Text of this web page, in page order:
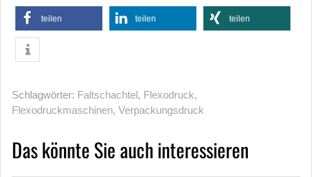
teilen teilen teilen
Schlagwörter: Faltschachtel, Flexodruck,
Flexodruckmaschinen, Verpackungsdruck
Das könnte Sie auch interessieren